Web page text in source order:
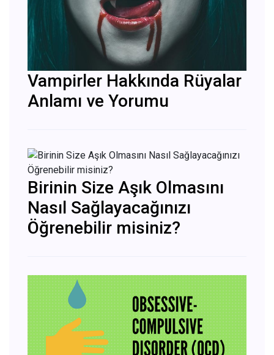
Vampirler Hakkında Rüyalar
Anlamı ve Yorumu
Birinin Size Aşık Olmasını
Nasıl Sağlayacağınızı
Öğrenebilir misiniz?